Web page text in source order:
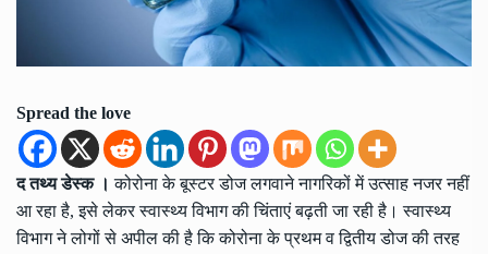
Spread the love
द तथ्य डेस्क । कोरोना के बूस्टर डोज लगवाने नागरिकों में उत्साह नजर नहीं
आ रहा है, इसे लेकर स्वास्थ्य विभाग की चिंताएं बढ़ती जा रही है। स्वास्थ्य
विभाग ने लोगों से अपील की है कि कोरोना के प्रथम व द्वितीय डोज की तरह